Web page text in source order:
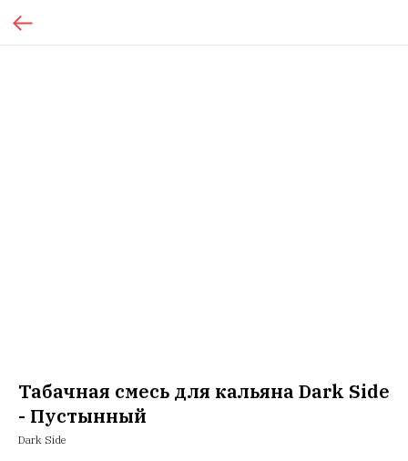
Табачная смесь для кальяна Dark Side
- Пустынный
Dark Side